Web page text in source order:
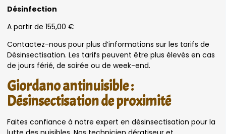
Désinfection
A partir de 155,00 €
Contactez-nous pour plus d’informations sur les tarifs de
Désinsectisation. Les tarifs peuvent être plus élevés en cas
de jours férié, de soirée ou de week-end.
Giordano antinuisible :
Désinsectisation de proximité
Faites confiance à notre expert en désinsectisation pour la